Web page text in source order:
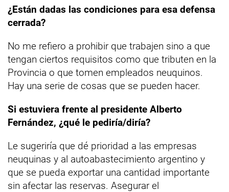
¿Están dadas las condiciones para esa defensa
cerrada?
No me refiero a prohibir que trabajen sino a que
tengan ciertos requisitos como que tributen en la
Provincia o que tomen empleados neuquinos.
Hay una serie de cosas que se pueden hacer.
Si estuviera frente al presidente Alberto
Fernández, ¿qué le pediría/diría?
Le sugeriría que dé prioridad a las empresas
neuquinas y al autoabastecimiento argentino y
que se pueda exportar una cantidad importante
sin afectar las reservas. Asegurar el